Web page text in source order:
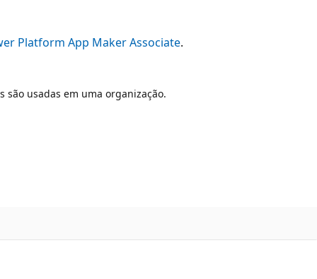
Platform App Maker Associate.
são usadas em uma organização.